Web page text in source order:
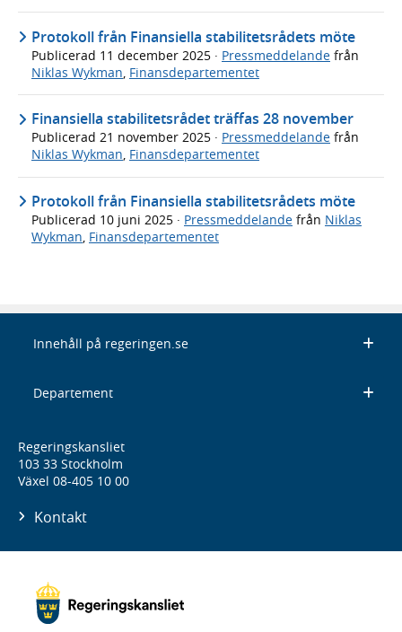
Protokoll från Finansiella stabilitetsrådets möte
Publicerad 11 december 2025 · Pressmeddelande från
Niklas Wykman Finansdepartementet
Finansiella stabilitetsrådet träffas 28 november
Publicerad 21 november 2025 · Pressmeddelande från
Niklas Wykman, Finansdepartementet
Protokoll från Finansiella stabilitetsrådets möte
Publicerad 10 juni 2025 · Pressmeddelande från Niklas
Wykman, Finansdepartementet
Innehåll på regeringen.se
Departement
Regeringskansliet
103 33 Stockholm
Växel 08-405 10 00
Kontakt